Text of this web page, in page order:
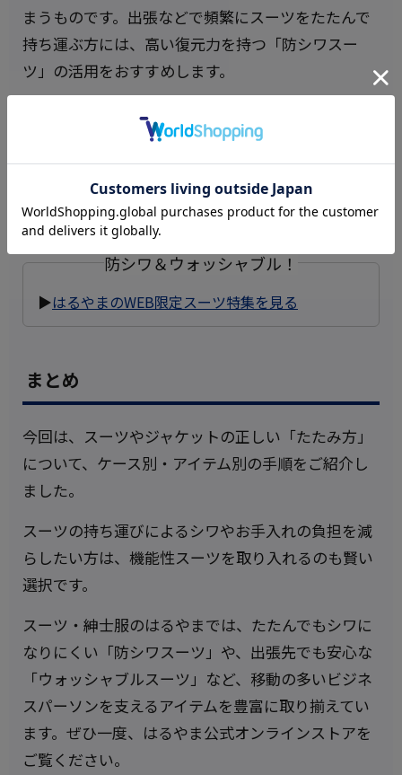
まうものです。出張などで頻繁にスーツをたたんで
持ち運ぶ方には、高い復元力を持つ「防シワスー
ツ」の活用をおすすめします。
素材を使用しており、たたんで持ち運んでも、ハン
ガーに掛けておくだけですぐに美しいシルエットを
取り戻します。
防シワ＆ウォッシャブル！
▶はるやまのWEB限定スーツ特集を見る
まとめ
今回は、スーツやジャケットの正しい「たたみ方」
について、ケース別・アイテム別の手順をご紹介し
ました。
スーツの持ち運びによるシワやお手入れの負担を減
らしたい方は、機能性スーツを取り入れるのも賢い
選択です。
スーツ・紳士服のはるやまでは、たたんでもシワに
なりにくい「防シワスーツ」や、出張先でも安心な
「ウォッシャブルスーツ」など、移動の多いビジネ
スパーソンを支えるアイテムを豊富に取り揃えてい
ます。ぜひ一度、はるやま公式オンラインストアを
ご覧ください。